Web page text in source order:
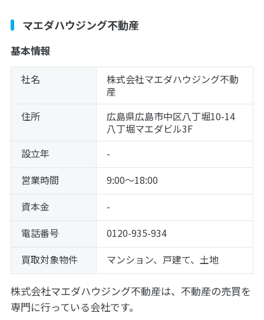
マエダハウジング不動産
基本情報
社名
株式会社マエダハウジング不動
産
住所
広島県広島市中区八丁堀10-14
八丁堀マエダビル3F
設立年
-
営業時間
9:00～18:00
資本金
-
電話番号
0120-935-934
買取対象物件
マンション、戸建て、土地
株式会社マエダハウジング不動産は、不動産の売買を
専門に行っている会社です。